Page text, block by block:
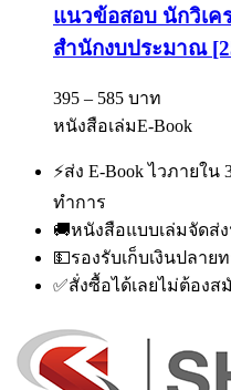
แนวข้อสอบ นักวิเ
สำนักงบประมาณ
395 – 585 บาท
หนังสือเล่มE-Book
⚡ส่ง E-Book ไวภายใน
ทำการ
🚚หนังสือแบบเล่มจัดส่
💵รองรับเก็บเงินปลาย
✅สั่งซื้อได้เลยไม่ต้อง